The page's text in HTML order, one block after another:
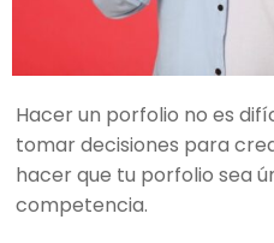
Hacer un porfolio no es
tomar decisiones para
hacer que tu porfolio sea
competencia.